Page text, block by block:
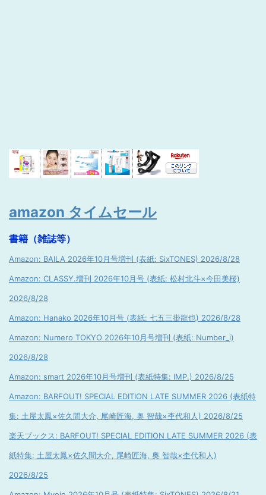
amazon タイムセール
書籍（雑誌等）
Amazon: BAILA 2026年10月号増刊 (表紙: SixTONES) 2026/8/28
Amazon: CLASSY.増刊 2026年10月号 (表紙: 松村北斗×今田美桜)
2026/8/28
Amazon: Hanako 2026年10月号 (表紙: 七五三掛龍也) 2026/8/28
Amazon: Numero TOKYO 2026年10月号増刊 (表紙: Number_i)
2026/8/28
Amazon: smart 2026年10月号増刊 (表紙特集: IMP.) 2026/8/25
Amazon: BARFOUT! SPECIAL EDITION LATE SUMMER 2026 (表紙特
集: 土屋太鳳×佐久間大介, 尾崎匠海, 奥 智哉×杢代和人) 2026/8/25
楽天ブックス: BARFOUT! SPECIAL EDITION LATE SUMMER 2026 (表
紙特集: 土屋太鳳×佐久間大介, 尾崎匠海, 奥 智哉×杢代和人)
2026/8/25